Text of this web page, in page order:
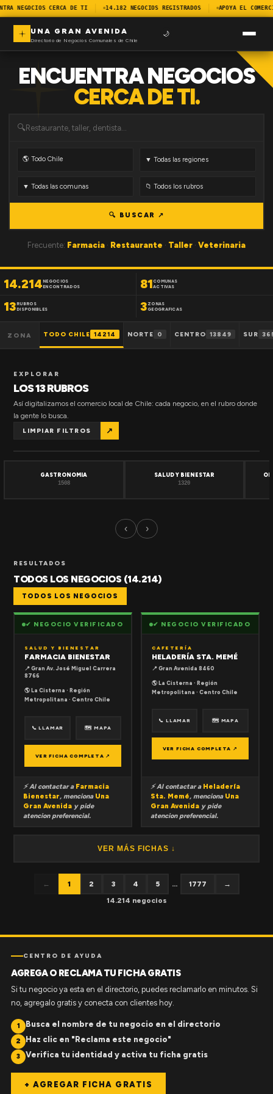
NEGOCIOS CERCA DE TI 14.182 NEGOCIOS REGISTRADOS APOYA EL
UNA GRAN AVENIDA
Directorio de Negocios Comunales de Chile
🌙
ENCUENTRA NEGOCIOS
CERCA DE TI.
🔍
🔍 BUSCAR ↗
Frecuente: Farmacia · Restaurante · Taller · Veterinaria
14.214NEGOCIOS
ENCONTRADOS
81 COMUNAS
ACTIVAS
13RUBROS
DISPONIBLES
3 ZONAS
GEOGRAFICAS
ZONA TODO CHILE 14214 NORTE 0 CENTRO 13849 SUR
EXPLORAR
LOS 13 RUBROS
Así digitalizamos el comercio local de Chile: cada negocio, en el rubro donde
la gente lo busca.
LIMPIAR FILTROS ↗
GASTRONOMIA
1508
SALUD Y BIENESTAR
1320
‹ ›
RESULTADOS
TODOS LOS NEGOCIOS (14.214)
TODOS LOS NEGOCIOS
✔ NEGOCIO VERIFICADO
SALUD Y BIENESTAR
FARMACIA BIENESTAR
📍 Gran Av. José Miguel Carrera
8766
🌎 La Cisterna · Región
Metropolitana · Centro Chile
📞 LLAMAR 🗺 MAPA
VER FICHA COMPLETA ↗
⚡ Al contactar a Farmacia
Bienestar, menciona Una
Gran Avenida y pide
atencion preferencial.
✔ NEGOCIO VERIFICADO
CAFETERÍA
HELADERÍA STA. MEMÉ
📍 Gran Avenida 8460
🌎 La Cisterna · Región
Metropolitana · Centro Chile
📞 LLAMAR 🗺 MAPA
VER FICHA COMPLETA ↗
⚡ Al contactar a Heladería
Sta. Memé, menciona Una
Gran Avenida y pide
atencion preferencial.
VER MÁS FICHAS ↓
← 1 2 3 4 5 ... 1777
→
14.214 negocios
CENTRO DE AYUDA
AGREGA O RECLAMA TU FICHA GRATIS
Si tu negocio ya esta en el directorio, puedes reclamarlo en minutos. Si
no, agregalo gratis y conecta con clientes hoy.
1 Busca el nombre de tu negocio en el directorio
2 Haz clic en "Reclama este negocio"
3 Verifica tu identidad y activa tu ficha gratis
+ AGREGAR FICHA GRATIS